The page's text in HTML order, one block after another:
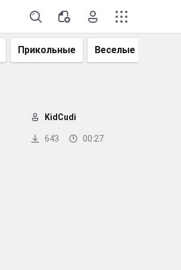
Прикольные Веселые
643 00:27
KidCudi